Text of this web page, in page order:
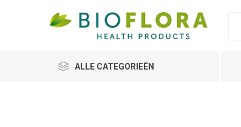
ALLE CATEGORIEËN